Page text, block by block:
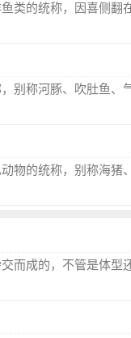
类的统称，因喜侧翻
别称河豚、吹肚鱼、
物的统称，别称海猪
而成的，不管是体型